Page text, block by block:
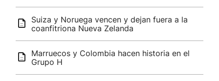
Suiza y Noruega vencen y dejan fuera a la
coanfitriona Nueva Zelanda
Marruecos y Colombia hacen historia en el
Grupo H